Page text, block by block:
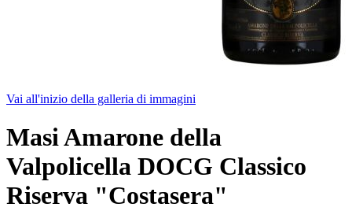
Vai all'inizio della galleria di immagini
Masi Amarone della
Valpolicella DOCG Classico
Riserva "Costasera"